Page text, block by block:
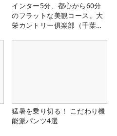
インター5分、都心から60分
のフラットな美観コース。大
栄カントリー俱楽部（千葉
猛暑を乗り切る！ こだわり機
能派パンツ4選